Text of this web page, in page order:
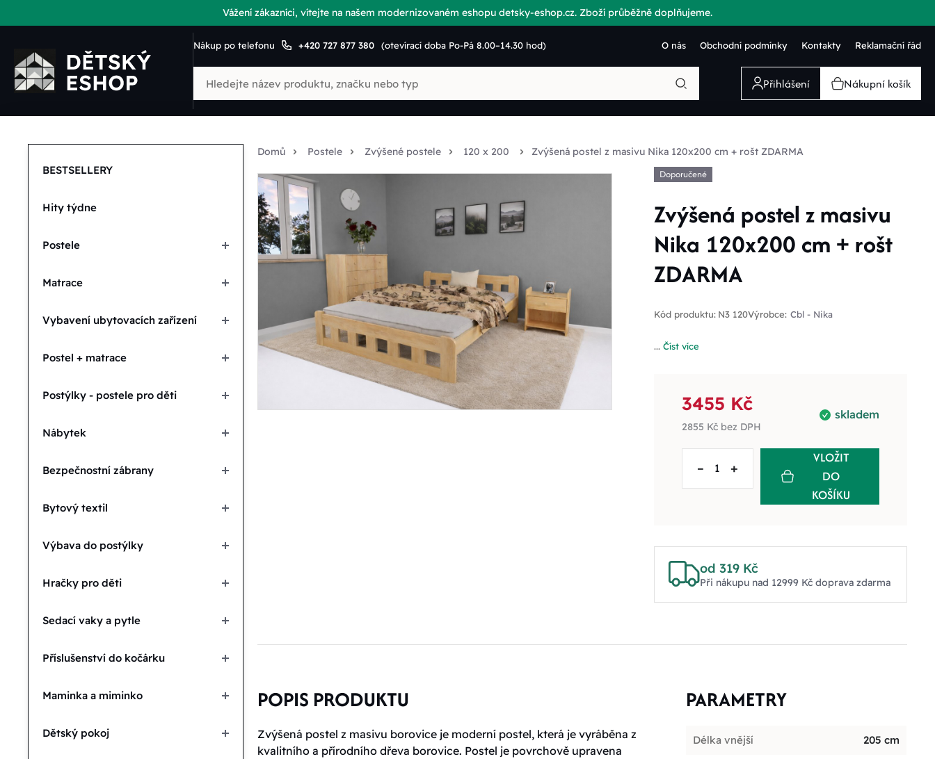
Vážení zákazníci, vítejte na našem modernizovaném eshopu detsky-eshop.cz. Zboží průběžně doplňujeme.
Nákup po telefonu +420 727 877 380 (otevírací doba Po-Pá 8.00–14.30 hod) O nás Obchodní podmínky Kontakty Reklamační řád
Přihlášení Nákupní košík
BESTSELLERY
Hity týdne
Postele
Matrace
Vybavení ubytovacích zařízení
Postel + matrace
Postýlky - postele pro děti
Nábytek
Bezpečnostní zábrany
Bytový textil
Výbava do postýlky
Hračky pro děti
Sedací vaky a pytle
Příslušenství do kočárku
Maminka a miminko
Dětský pokoj
Domů Postele Zvýšené postele 120 x 200 Zvýšená postel z masivu Nika 120x200 cm + rošt ZDARMA
Doporučené
Zvýšená postel z masivu
Nika 120x200 cm + rošt
ZDARMA
Kód produktu: N3 120Výrobce: Cbl - Nika
... Číst více
skladem
3455 Kč
2855 Kčbez DPH
– +
VLOŽIT
DO
KOŠÍKU
od 319 Kč
Při nákupu nad 12999 Kč doprava zdarma
POPIS PRODUKTU
Zvýšená postel z masivu borovice je moderní postel, která je vyráběna z
kvalitního a přírodního dřeva borovice. Postel je povrchově upravena
PARAMETRY
Délka vnější 205 cm